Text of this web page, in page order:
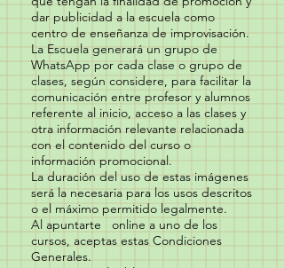
dar publicidad a la escuela como
centro de enseñanza de improvisación.
La Escuela generará un grupo de
WhatsApp por cada clase o grupo de
clases, según considere, para facilitar la
comunicación entre profesor y alumnos
referente al inicio, acceso a las clases y
otra información relevante relacionada
con el contenido del curso o
información promocional.
La duración del uso de estas imágenes
será la necesaria para los usos descritos
o el máximo permitido legalmente.
Al apuntarte online a uno de los
cursos, aceptas estas Condiciones
Generales.